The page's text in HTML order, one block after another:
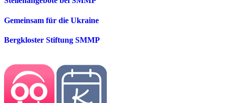
Gemeinsam für die Ukraine
Bergkloster Stiftung SMMP